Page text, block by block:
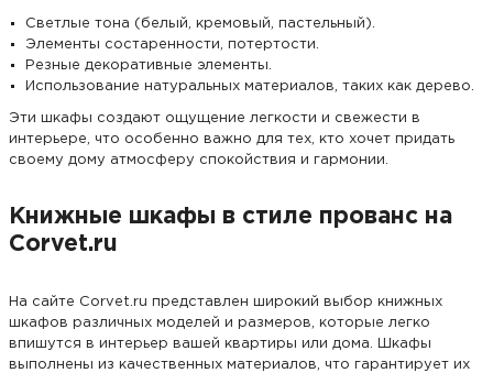
Светлые тона (белый, кремовый, пастельный).
Элементы состаренности, потертости.
Резные декоративные элементы.
Использование натуральных материалов, таких как дерево.
Эти шкафы создают ощущение легкости и свежести в
интерьере, что особенно важно для тех, кто хочет придать
своему дому атмосферу спокойствия и гармонии.
Книжные шкафы в стиле прованс на
Corvet.ru
На сайте Corvet.ru представлен широкий выбор книжных
шкафов различных моделей и размеров, которые легко
впишутся в интерьер вашей квартиры или дома. Шкафы
выполнены из качественных материалов, что гарантирует их